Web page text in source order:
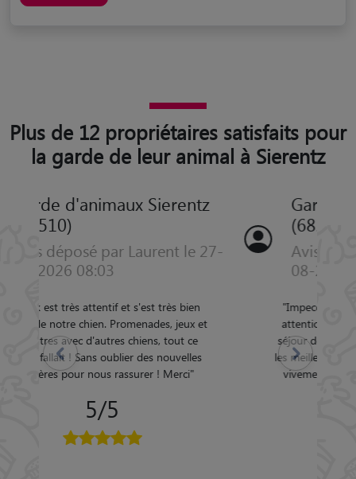
Plus de 12 propriétaires satisfaits pour
la garde de leur animal à Sierentz
Garde d'animaux Sierentz
Avis déposé par Christelle le 13-
08-2025 17:00
"Impeccable, rien à redire ! Très douce et
attentionnée, Chloé fait tout pour que le
séjour de votre compagnon se passe dans
les meilleures conditions. Je la recommande
vivement. Petit clin d'oeil à son adorable
Précédent Suivant